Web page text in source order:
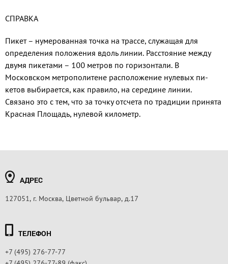
СПРАВКА
Пикет – нумерованная точка на трассе, служащая для
определения положения вдоль линии. Расстояние между
двумя пикетами – 100 метров по горизонтали. В
Московском метрополитене расположение нулевых пи­
кетов выбирается, как правило, на середине линии.
Связано это с тем, что за точку от­счета по традиции принята
Красная Пло­щадь, нулевой километр.
АДРЕС
127051, г. Москва, Цветной бульвар, д.17
ТЕЛЕФОН
+7 (495) 276-77-77